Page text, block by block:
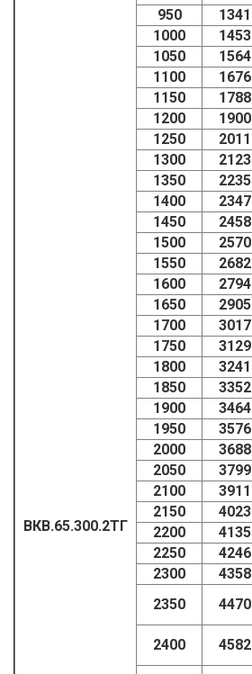
ВКВ.65.300.2ТГ
950
1341
1000
1453
1050
1564
1100
1676
1150
1788
1200
1900
1250
2011
1300
2123
1350
2235
1400
2347
1450
2458
1500
2570
1550
2682
1600
2794
1650
2905
1700
3017
1750
3129
1800
3241
1850
3352
1900
3464
1950
3576
2000
3688
2050
3799
2100
3911
2150
4023
2200
4135
2250
4246
2300
4358
2350
4470
2400
4582